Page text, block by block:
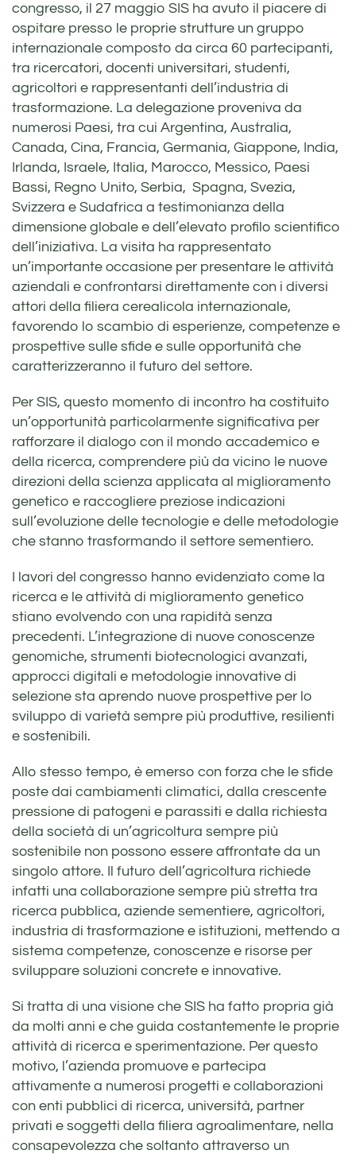
congresso, il 27 maggio SIS ha avuto il piacere di
ospitare presso le proprie strutture un gruppo
internazionale composto da circa 60 partecipanti,
tra ricercatori, docenti universitari, studenti,
agricoltori e rappresentanti dell’industria di
trasformazione. La delegazione proveniva da
numerosi Paesi, tra cui Argentina, Australia,
Canada, Cina, Francia, Germania, Giappone, India,
Irlanda, Israele, Italia, Marocco, Messico, Paesi
Bassi, Regno Unito, Serbia, Spagna, Svezia,
Svizzera e Sudafrica a testimonianza della
dimensione globale e dell’elevato profilo scientifico
dell’iniziativa. La visita ha rappresentato
un’importante occasione per presentare le attività
aziendali e confrontarsi direttamente con i diversi
attori della filiera cerealicola internazionale,
favorendo lo scambio di esperienze, competenze e
prospettive sulle sfide e sulle opportunità che
caratterizzeranno il futuro del settore.
Per SIS, questo momento di incontro ha costituito
un’opportunità particolarmente significativa per
rafforzare il dialogo con il mondo accademico e
della ricerca, comprendere più da vicino le nuove
direzioni della scienza applicata al miglioramento
genetico e raccogliere preziose indicazioni
sull’evoluzione delle tecnologie e delle metodologie
che stanno trasformando il settore sementiero.
I lavori del congresso hanno evidenziato come la
ricerca e le attività di miglioramento genetico
stiano evolvendo con una rapidità senza
precedenti. L’integrazione di nuove conoscenze
genomiche, strumenti biotecnologici avanzati,
approcci digitali e metodologie innovative di
selezione sta aprendo nuove prospettive per lo
sviluppo di varietà sempre più produttive, resilienti
e sostenibili.
Allo stesso tempo, è emerso con forza che le sfide
poste dai cambiamenti climatici, dalla crescente
pressione di patogeni e parassiti e dalla richiesta
della società di un’agricoltura sempre più
sostenibile non possono essere affrontate da un
singolo attore. Il futuro dell’agricoltura richiede
infatti una collaborazione sempre più stretta tra
ricerca pubblica, aziende sementiere, agricoltori,
industria di trasformazione e istituzioni, mettendo a
sistema competenze, conoscenze e risorse per
sviluppare soluzioni concrete e innovative.
Si tratta di una visione che SIS ha fatto propria già
da molti anni e che guida costantemente le proprie
attività di ricerca e sperimentazione. Per questo
motivo, l’azienda promuove e partecipa
attivamente a numerosi progetti e collaborazioni
con enti pubblici di ricerca, università, partner
privati e soggetti della filiera agroalimentare, nella
consapevolezza che soltanto attraverso un